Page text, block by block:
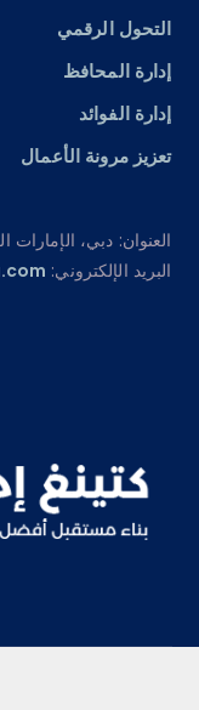
التحول الرقمي
إدارة المحافظ
إدارة الفوائد
تعزيز مرونة الأعمال
العنوان: دبي، الإمارات
البريد الإلكتروني: